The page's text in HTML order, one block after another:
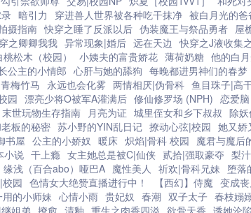
暗引力 穿进兽人世界被各种吃干抹净 被白月光的爸
摄指南 快穿之睡了反派以后 伪装魔王与祭品勇者 屋
之卿卿我我 异常现象|婚后 远在天边 快穿之J液收集
桃松木（校园） 小姨夫的富贵娇花 薄荷奶糖 他的白
公主的小情郎 心肝与她的舔狗 每晚都进男神们的春梦
梅竹马 永远也会化雾 两情相厌|伪骨科 鱼目珠子|高
园 漂亮少将O被军A灌满后 修仙修罗场 (NPH) 恋爱
末世玩物生存指南 月亮为证 城里侄女和乡下叔叔 除妖
板的秘密 苏小野的YIN乱日记 撩动心弦|校园 她又娇
书屋 公主的小娇奴 暖床 炽焰|骨科 校园 魔君与魔后
小说 干上瘾 女主她总是被C|仙侠 贰拾|强取豪夺 梨
缘浅（百合abo）哑巴A 魔性美人 祈欢|骨科兄妹 堕落
园 色情女大绝赞直播进行中！ 【西幻】侍魔 变成
的小师妹 心情小雨 贵妃奴 春潮 双子太子 春枝嫋
姐弟 撩愈 清釉 重生之肉香四溢 欲骨天香 诱她沦陷